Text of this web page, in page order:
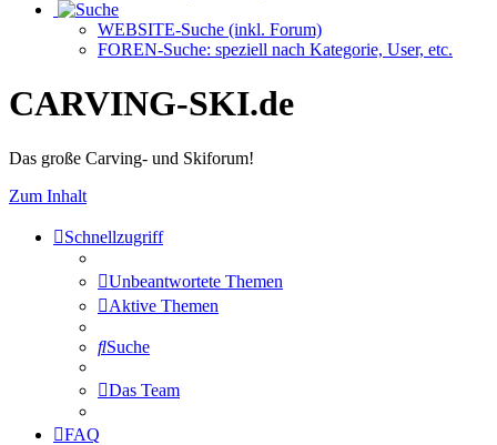
WEBSITE-Suche (inkl. Forum)
FOREN-Suche: speziell nach Kategorie, User, etc.
CARVING-SKI.de
Das große Carving- und Skiforum!
Zum Inhalt
Schnellzugriff
Unbeantwortete Themen
Aktive Themen
Suche
Das Team
FAQ